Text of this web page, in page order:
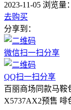
2023-11-05 浏览量：
去购买
分享到：
微信扫一扫分享
QQ扫一扫分享
百丽商场同款马鞍
X5737AX2预售 啡